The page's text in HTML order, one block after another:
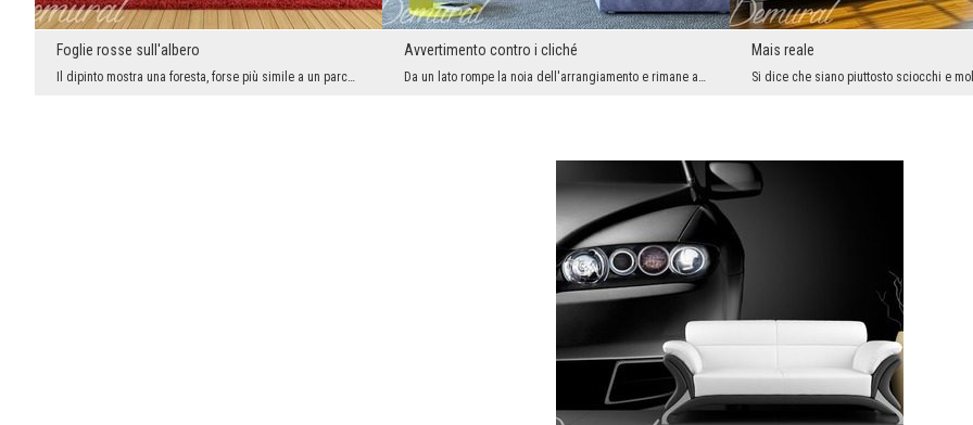
Foglie rosse sull'albero
Il dipinto mostra una foresta, forse più simile a un parco. Le passeggiate autunnali nel parco of...
Avvertimento contro i cliché
Da un lato rompe la noia dell'arrangiamento e rimane a lungo nella memoria dei nostri ospiti, dal...
Mais reale